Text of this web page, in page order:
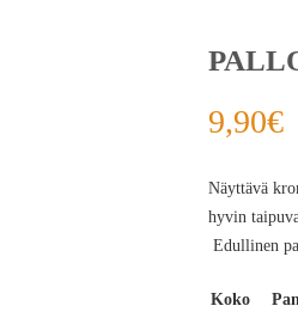
9,90€
Näyttävä
hyvin
Edullinen
Koko